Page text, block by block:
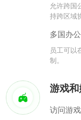
允许跨国
持跨区域
多国办
员工可以
制。
游戏
访问游